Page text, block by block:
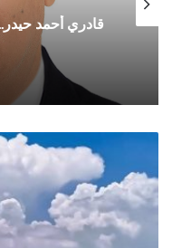
قادري أحمد
اليمنية
الخميس
سبتمبر/